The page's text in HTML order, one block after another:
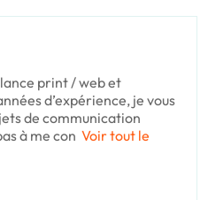
print / web et
d’expérience, je vous
de communication
à me con Voir tout le